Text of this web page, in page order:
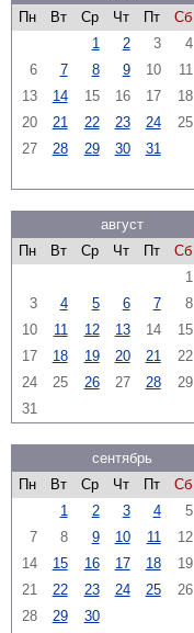
Пн
Вт Ср Чт Пт Сб
1
2 3 4
6
7 8 9 10 11
13
14 15 16 17 18
20
21 22 23 24 25
27
28 29 30 31
август
Пн
Вт Ср Чт Пт Сб
1
3
4 5 6 7 8
10
11 12 13 14 15
17
18 19 20 21 22
24
25 26 27 28 29
31
сентябрь
Пн
Вт Ср Чт Пт Сб
1
2 3 4 5
7
8 9 10 11 12
14
15 16 17 18 19
21
22 23 24 25 26
28
29 30